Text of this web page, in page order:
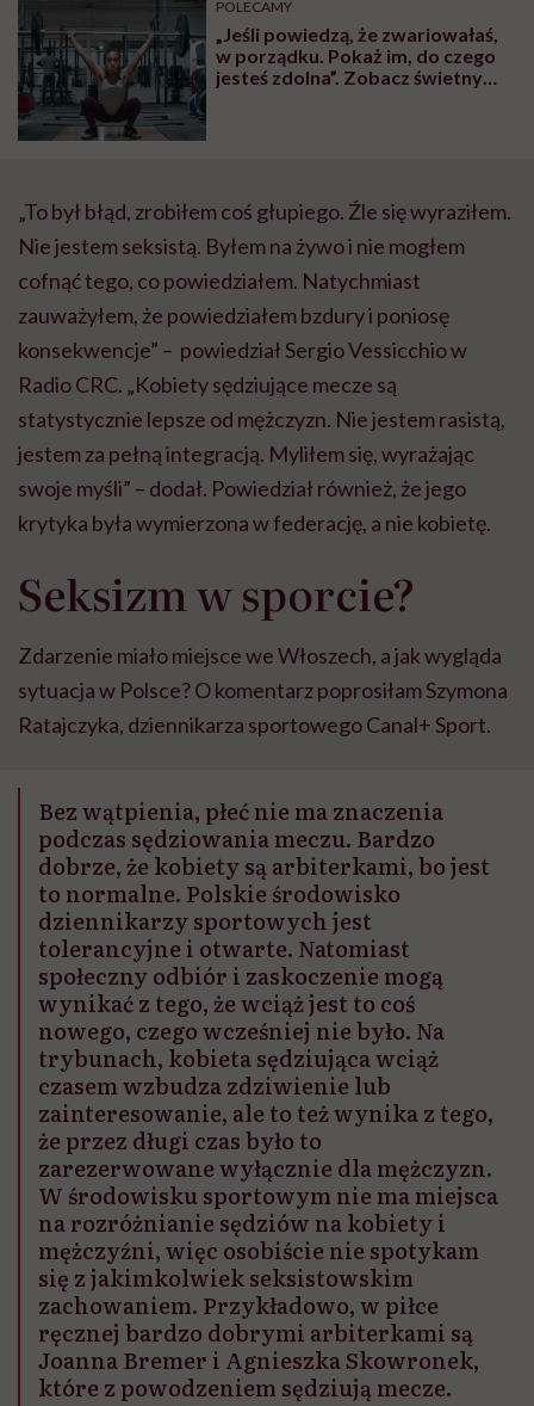
POLECAMY
„Jeśli powiedzą, że zwariowałaś,
w porządku. Pokaż im, do czego
jesteś zdolna”. Zobacz świetny
„To był błąd, zrobiłem coś głupiego. Źle się wyraziłem.
Nie jestem seksistą. Byłem na żywo i nie mogłem
cofnąć tego, co powiedziałem. Natychmiast
zauważyłem, że powiedziałem bzdury i poniosę
konsekwencje” – powiedział Sergio Vessicchio w
Radio CRC. „Kobiety sędziujące mecze są
statystycznie lepsze od mężczyzn. Nie jestem rasistą,
jestem za pełną integracją. Myliłem się, wyrażając
swoje myśli” – dodał. Powiedział również, że jego
krytyka była wymierzona w federację, a nie kobietę.
Seksizm w sporcie?
Zdarzenie miało miejsce we Włoszech, a jak wygląda
sytuacja w Polsce? O komentarz poprosiłam Szymona
Ratajczyka, dziennikarza sportowego Canal+ Sport.
Bez wątpienia, płeć nie ma znaczenia
podczas sędziowania meczu. Bardzo
dobrze, że kobiety są arbiterkami, bo jest
to normalne. Polskie środowisko
dziennikarzy sportowych jest
tolerancyjne i otwarte. Natomiast
społeczny odbiór i zaskoczenie mogą
wynikać z tego, że wciąż jest to coś
nowego, czego wcześniej nie było. Na
trybunach, kobieta sędziująca wciąż
czasem wzbudza zdziwienie lub
zainteresowanie, ale to też wynika z tego,
że przez długi czas było to
zarezerwowane wyłącznie dla mężczyzn.
W środowisku sportowym nie ma miejsca
na rozróżnianie sędziów na kobiety i
mężczyźni, więc osobiście nie spotykam
się z jakimkolwiek seksistowskim
zachowaniem. Przykładowo, w piłce
ręcznej bardzo dobrymi arbiterkami są
Joanna Bremer i Agnieszka Skowronek,
które z powodzeniem sędziują mecze.